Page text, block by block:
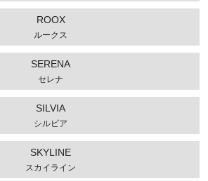
ROOX
ルークス
SERENA
セレナ
SILVIA
シルビア
SKYLINE
スカイライン